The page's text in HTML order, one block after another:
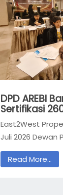
DPD AREBI
Sertifikasi
East2West
Juli 2026 Dewan
Read More...